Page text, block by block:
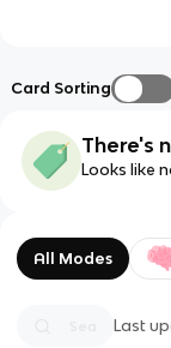
Card Sorting
There's
Looks like
All Modes
Last